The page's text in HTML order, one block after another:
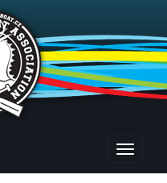
Menu